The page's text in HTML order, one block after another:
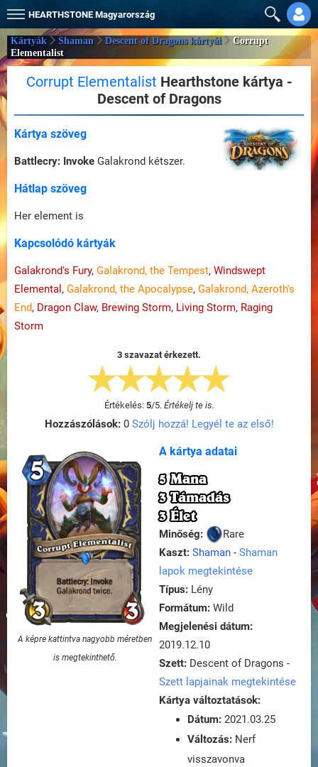
HEARTHSTONE Magyarország
Kártyák Shaman Descent of Dragons kártyái
Corrupt
Elementalist
Corrupt Elementalist Hearthstone kártya -
Descent of Dragons
Kártya szöveg
Battlecry: Invoke Galakrond kétszer.
Hátlap szöveg
Her element is
Kapcsolódó kártyák
Galakrond's Fury, Galakrond, the Tempest, Windswept
Elemental , Galakrond, the Apocalypse, Galakrond, Azeroth's
End, Dragon Claw, Brewing Storm, Living Storm, Raging
Storm
3 szavazat érkezett.
Értékelés: 5/5. Értékelj te is.
Hozzászólások:0 Szólj hozzá! Legyél te az első!
A képre kattintva nagyobb méretben
is megtekinthető.
A kártya adatai
5 Mana
3 Támadás
3 Élet
Minőség:
Rare
Kaszt: Shaman - Shaman
lapok megtekintése
Típus: Lény
Formátum: Wild
Megjelenési dátum:
2019.12.10
Szett: Descent of Dragons -
Szett lapjainak megtekintése
Kártya változtatások:
Dátum: 2021.03.25
Változás: Nerf
visszavonva